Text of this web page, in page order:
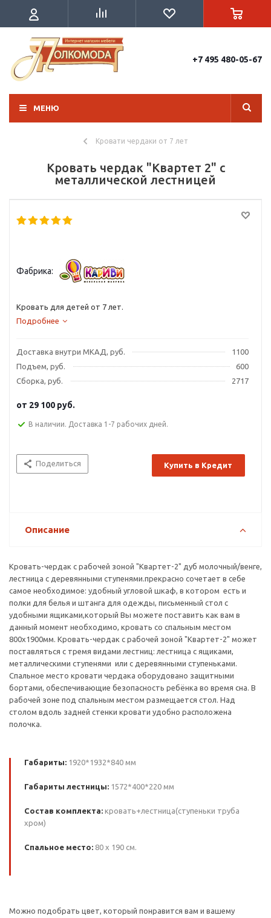
+7 495 480-05-67
МЕНЮ
Кровати чердаки от 7 лет
Кровать чердак "Квартет 2" с
металлической лестницей
Фабрика:
Кровать для детей от 7 лет.
Подробнее
Доставка внутри МКАД, руб.
1100
Подъем, руб.
600
Сборка, руб.
2717
от 29 100 руб.
В наличии. Доставка 1-7 рабочих дней.
Поделиться Купить в Кредит
Описание
Кровать-чердак с рабочей зоной "Квартет-2" дуб молочный/венге,
лестница с деревянными ступенями.прекрасно сочетает в себе
самое необходимое: удобный угловой шкаф, в котором есть и
полки для белья и штанга для одежды, письменный стол с
удобными ящиками,который Вы можете поставить как вам в
данный момент необходимо, кровать со спальным местом
800х1900мм. Кровать-чердак с рабочей зоной "Квартет-2" может
поставляться с тремя видами лестниц: лестница с ящиками,
металлическими ступенями или с деревянными ступеньками.
Спальное место кровати чердака оборудовано защитными
бортами, обеспечивающие безопасность ребёнка во время сна. В
рабочей зоне под спальным местом размещается стол. Над
столом вдоль задней стенки кровати удобно расположена
полочка.
Габариты: 1920*1932*840 мм
Габариты лестницы: 1572*400*220 мм
Состав комплекта: кровать+лестница(ступеньки труба
хром)
Спальное место: 80 х 190 см.
Можно подобрать цвет, который понравится вам и вашему